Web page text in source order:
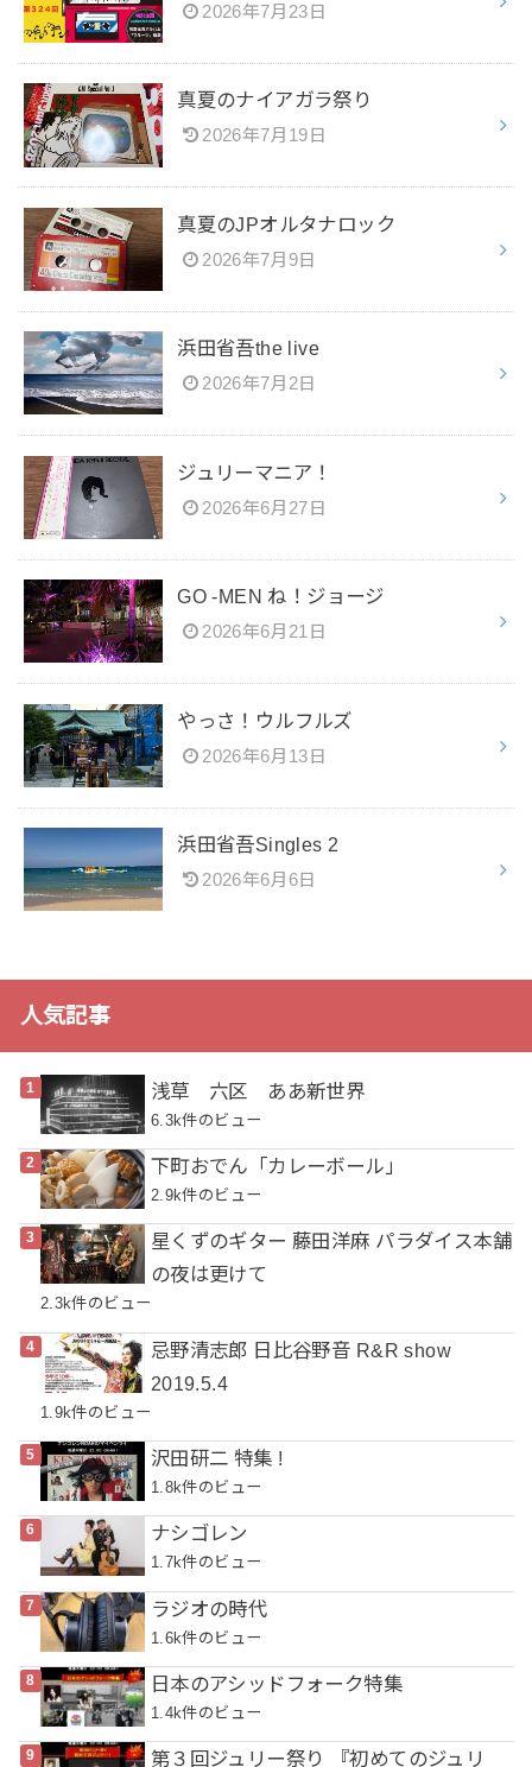
2026年7月23日
真夏のナイアガラ祭り
2026年7月19日
真夏のJPオルタナロック
2026年7月9日
浜田省吾the live
2026年7月2日
ジュリーマニア！
2026年6月27日
GO -MEN ね！ジョージ
2026年6月21日
やっさ！ウルフルズ
2026年6月13日
浜田省吾Singles 2
2026年6月6日
人気記事
浅草 六区 ああ新世界
6.3k件のビュー
下町おでん「カレーボール」
2.9k件のビュー
星くずのギター 藤田洋麻 パラダイス本舗
の夜は更けて
2.3k件のビュー
忌野清志郎 日比谷野音 R&R show
2019.5.4
1.9k件のビュー
沢田研二 特集 !
1.8k件のビュー
ナシゴレン
1.7k件のビュー
ラジオの時代
1.6k件のビュー
日本のアシッドフォーク特集
1.4k件のビュー
第３回ジュリー祭り 『初めてのジュリ